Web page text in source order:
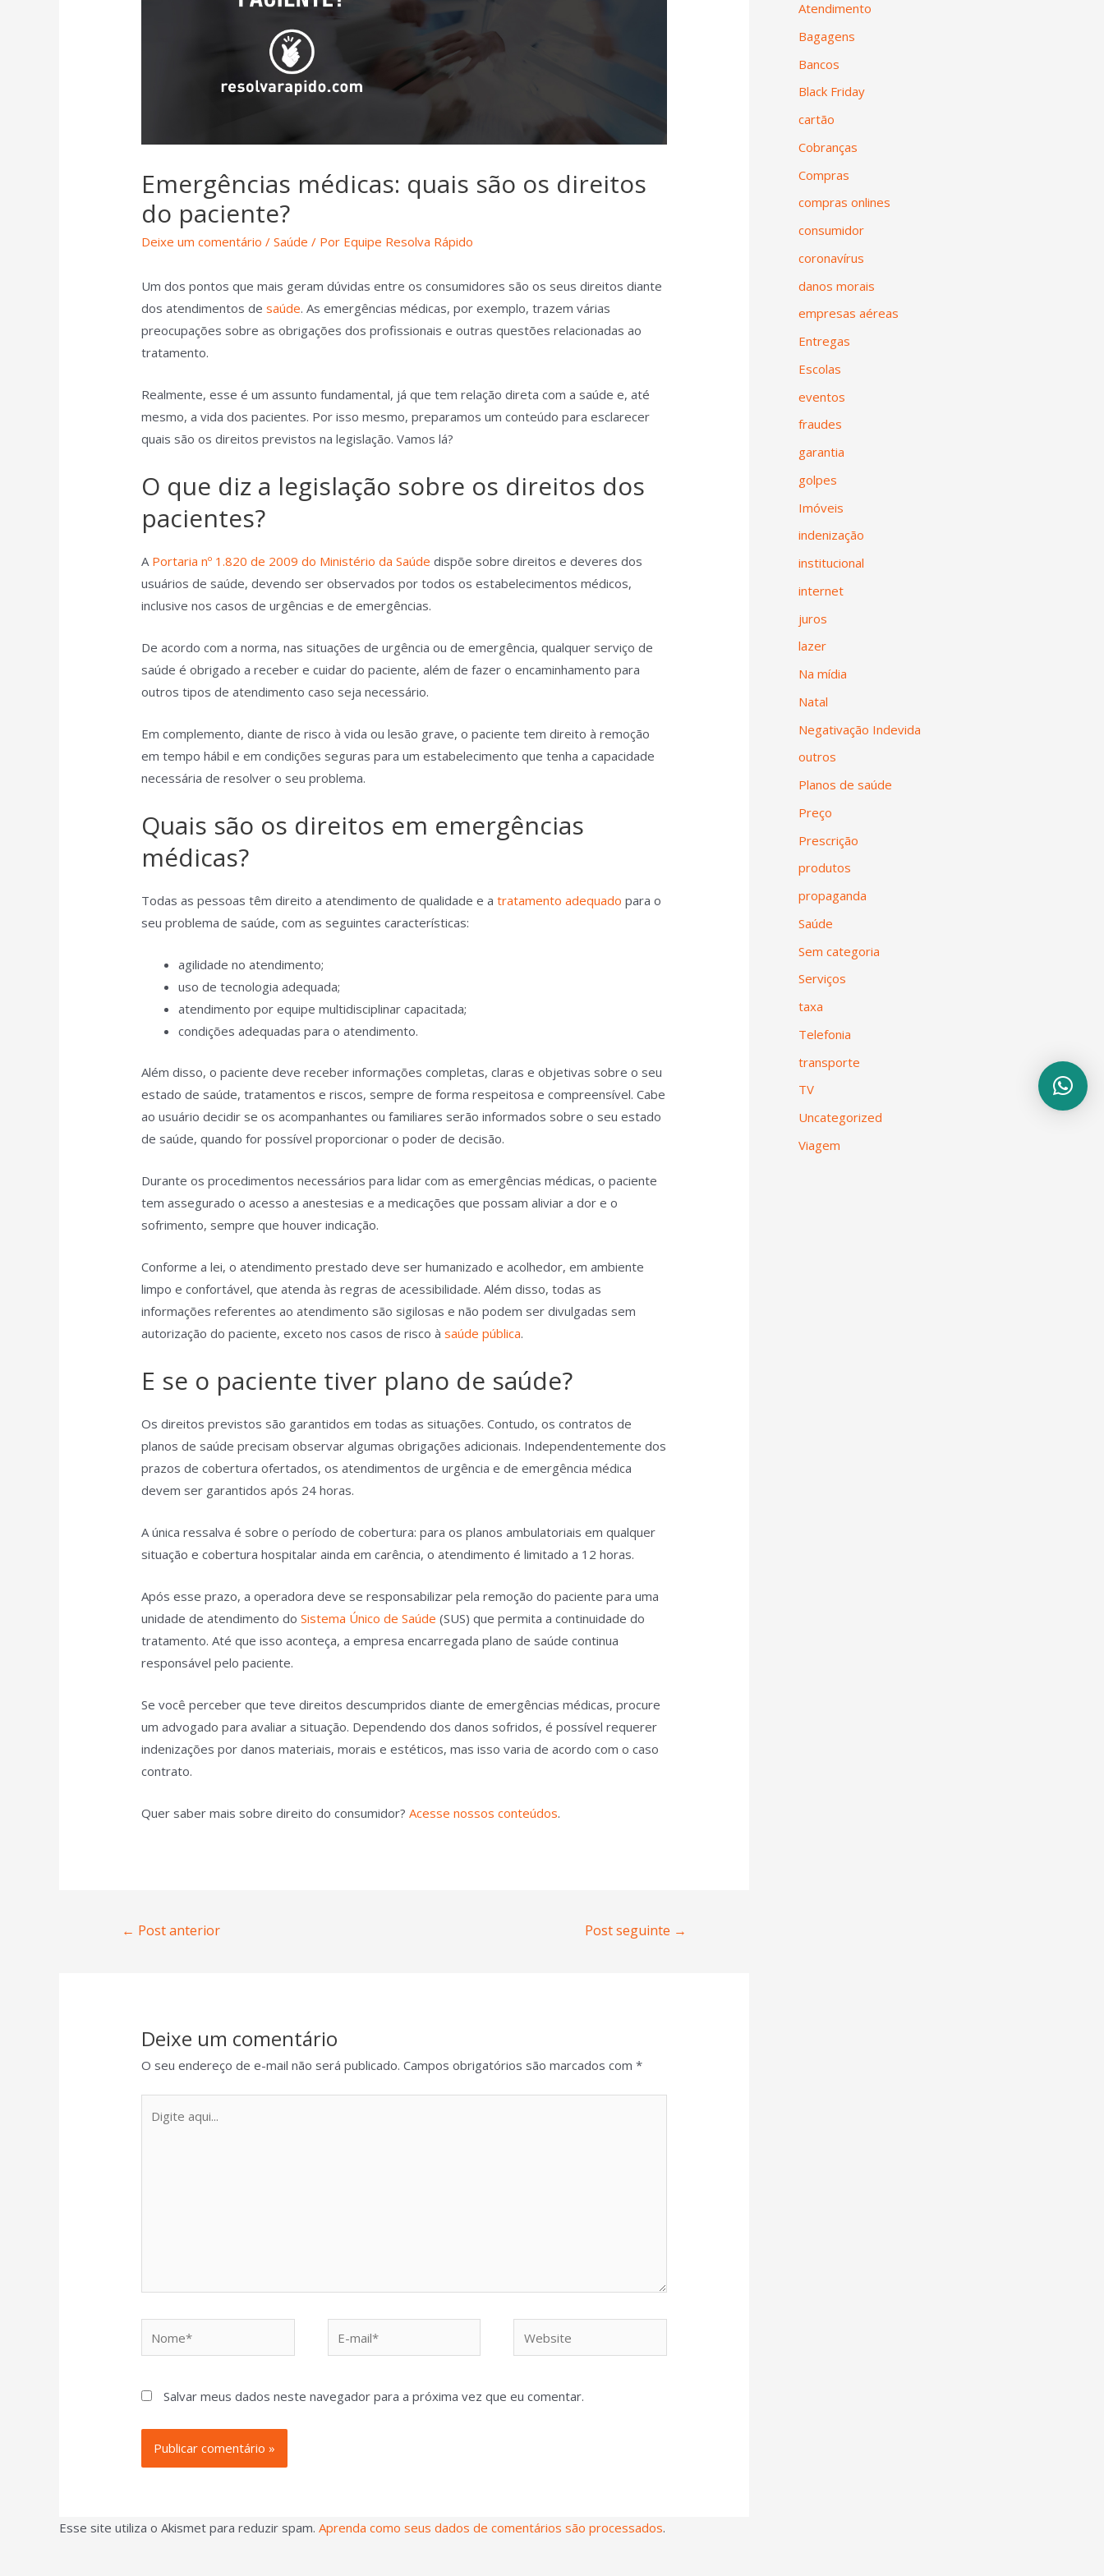
Emergências médicas: quais são os direitos
do paciente?
Deixe um comentário /Saúde / Por Equipe Resolva Rápido
Um dos pontos que mais geram dúvidas entre os consumidores são os seus direitos diante
dos atendimentos desaúde. As emergências médicas, por exemplo, trazem várias
preocupações sobre as obrigações dos profissionais e outras questões relacionadas ao
tratamento.
Realmente, esse é um assunto fundamental, já que tem relação direta com a saúde e, até
mesmo, a vida dos pacientes. Por isso mesmo, preparamos um conteúdo para esclarecer
quais são os direitos previstos na legislação. Vamos lá?
O que diz a legislação sobre os direitos dos
pacientes?
A Portaria nº 1.820 de 2009 do Ministério da Saúde dispõe sobre direitos e deveres dos
usuários de saúde, devendo ser observados por todos os estabelecimentos médicos,
inclusive nos casos de urgências e de emergências.
De acordo com a norma, nas situações de urgência ou de emergência, qualquer serviço de
saúde é obrigado a receber e cuidar do paciente, além de fazer o encaminhamento para
outros tipos de atendimento caso seja necessário.
Em complemento, diante de risco à vida ou lesão grave, o paciente tem direito à remoção
em tempo hábil e em condições seguras para um estabelecimento que tenha a capacidade
necessária de resolver o seu problema.
Quais são os direitos em emergências
médicas?
Todas as pessoas têm direito a atendimento de qualidade e atratamento adequado para o
seu problema de saúde, com as seguintes características:
agilidade no atendimento;
uso de tecnologia adequada;
atendimento por equipe multidisciplinar capacitada;
condições adequadas para o atendimento.
Além disso, o paciente deve receber informações completas, claras e objetivas sobre o seu
estado de saúde, tratamentos e riscos, sempre de forma respeitosa e compreensível. Cabe
ao usuário decidir se os acompanhantes ou familiares serão informados sobre o seu estado
de saúde, quando for possível proporcionar o poder de decisão.
Durante os procedimentos necessários para lidar com as emergências médicas, o paciente
tem assegurado o acesso a anestesias e a medicações que possam aliviar a dor e o
sofrimento, sempre que houver indicação.
Conforme a lei, o atendimento prestado deve ser humanizado e acolhedor, em ambiente
limpo e confortável, que atenda às regras de acessibilidade. Além disso, todas as
informações referentes ao atendimento são sigilosas e não podem ser divulgadas sem
autorização do paciente, exceto nos casos de risco àsaúde pública.
E se o paciente tiver plano de saúde?
Os direitos previstos são garantidos em todas as situações. Contudo, os contratos de
planos de saúde precisam observar algumas obrigações adicionais. Independentemente dos
prazos de cobertura ofertados, os atendimentos de urgência e de emergência médica
devem ser garantidos após 24 horas.
A única ressalva é sobre o período de cobertura: para os planos ambulatoriais em qualquer
situação e cobertura hospitalar ainda em carência, o atendimento é limitado a 12 horas.
Após esse prazo, a operadora deve se responsabilizar pela remoção do paciente para uma
unidade de atendimento doSistema Único de Saúde (SUS) que permita a continuidade do
tratamento. Até que isso aconteça, a empresa encarregada plano de saúde continua
responsável pelo paciente.
Se você perceber que teve direitos descumpridos diante de emergências médicas, procure
um advogado para avaliar a situação. Dependendo dos danos sofridos, é possível requerer
indenizações por danos materiais, morais e estéticos, mas isso varia de acordo com o caso
contrato.
Quer saber mais sobre direito do consumidor?Acesse nossos conteúdos.
← Post anterior Post seguinte →
Deixe um comentário
O seu endereço de e-mail não será publicado. Campos obrigatórios são marcados com*
Salvar meus dados neste navegador para a próxima vez que eu comentar.
Esse site utiliza o Akismet para reduzir spam. Aprenda como seus dados de comentários são processados.
Atendimento
Bagagens
Bancos
Black Friday
cartão
Cobranças
Compras
compras onlines
consumidor
coronavírus
danos morais
empresas aéreas
Entregas
Escolas
eventos
fraudes
garantia
golpes
Imóveis
indenização
institucional
internet
juros
lazer
Na mídia
Natal
Negativação Indevida
outros
Planos de saúde
Preço
Prescrição
produtos
propaganda
Saúde
Sem categoria
Serviços
taxa
Telefonia
transporte
TV
Uncategorized
Viagem